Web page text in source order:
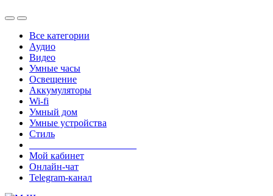
Все категории
Аудио
Видео
Умные часы
Освещение
Аккумуляторы
Wi-fi
Умный дом
Умные устройства
Стиль
Мой кабинет
Онлайн-чат
Telegram-канал